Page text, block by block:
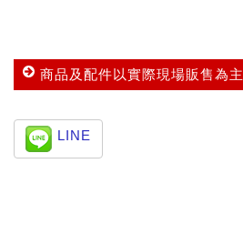
商品及配件以實際現場販售為主
LINE